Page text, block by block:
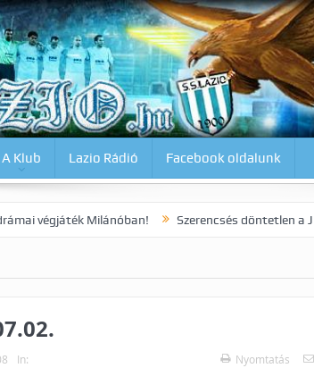
A Klub Lazio Rádió Facebook oldalunk
Milánóban! Szerencsés döntetlen a Juve elleni
In: Nyomtatás